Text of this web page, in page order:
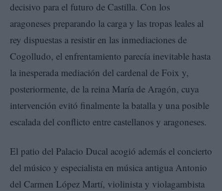
decisivo para el futuro de Castilla. Con los
aragoneses preparando la carga y las tropas leales al
rey dispuestas a resistir en las inmediaciones de
Cogolludo, el enfrentamiento parecía inevitable hasta
la inesperada mediación del cardenal de Foix y,
posteriormente, de la reina María de Aragón, cuya
intervención evitó finalmente la batalla y una posible
escalada del conflicto entre castellanos y aragoneses.
El patio del Palacio Ducal acogió además el concierto
del músico y especialista en música antigua Antonio
del Carmen López Martí, violinista y violagambista